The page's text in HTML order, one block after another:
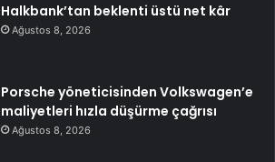
Halkbank’tan beklenti üstü net kâr
Ağustos 8, 2026
Porsche yöneticisinden Volkswagen’e
maliyetleri hızla düşürme çağrısı
Ağustos 8, 2026